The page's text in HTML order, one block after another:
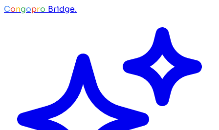
Congopro Bridge.